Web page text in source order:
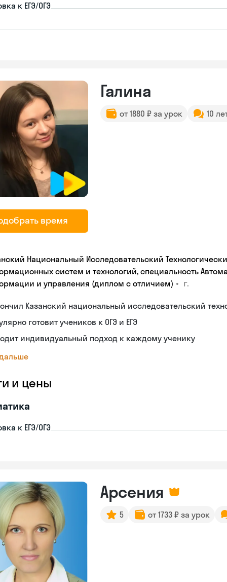
к ЕГЭ/ОГЭ
время
Галина
от 1880 ₽ за урок 10
Национальный Исследовательский
систем и технологий, специальность
и управления (диплом с отличием) • г.
Казанский национальный исследовательский
готовит учеников к ОГЭ и ЕГЭ
индивидуальный подход к каждому ученику
и цены
к ЕГЭ/ОГЭ
Арсения
5 от 1733 ₽ за урок